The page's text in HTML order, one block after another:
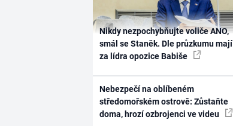
Nikdy nezpochybňujte voliče ANO,
smál se Staněk. Dle průzkumu mají
za lídra opozice Babiše
Nebezpečí na oblíbeném
středomořském ostrově: Zůstaňte
doma, hrozí ozbrojenci ve videu